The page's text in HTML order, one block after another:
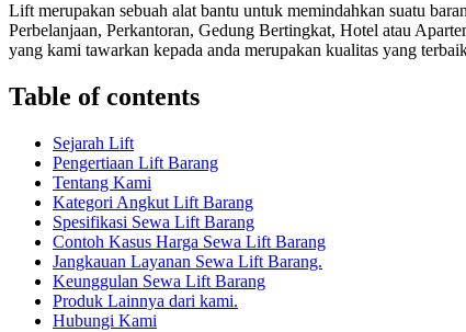
Lift merupakan sebuah alat bantu untuk memindahkan suatu
Perbelanjaan, Perkantoran, Gedung Bertingkat, Hotel atau
yang kami tawarkan kepada anda merupakan kualitas yang
Table of contents
Sejarah Lift
Pengertiaan Lift Barang
Tentang Kami
Kategori Angkut Lift Barang
Spesifikasi Sewa Lift Barang
Contoh Kasus Harga Sewa Lift Barang
Jangkauan Layanan Sewa Lift Barang.
Keunggulan Sewa Lift Barang
Produk Lainnya dari kami.
Hubungi Kami